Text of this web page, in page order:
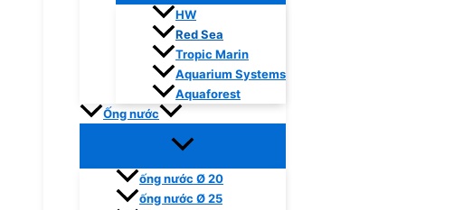
HW
Red Sea
Tropic Marin
Aquarium Systems
Aquaforest
Ống nước
ống nước Ø 20
ống nước Ø 25